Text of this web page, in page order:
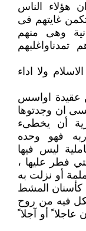
هؤلاء الناس
تكمن غايتهم فى
وهى منهم
تمدناواغلبهم
ولا اداء
عقيدة اواسس
ان وجدتوها
أن يخطىء
فهو وحده
ليس فيها
فطر عليها ،
أو نزلت به
كأسنان المشط
فيه من روح
عاجلا ً أو آجلا